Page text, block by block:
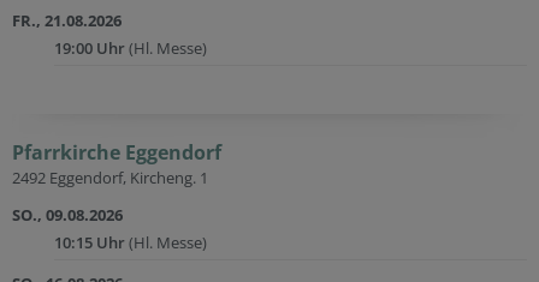
FR., 21.08.2026
19:00 Uhr(Hl. Messe)
Pfarrkirche Eggendorf
2492 Eggendorf, Kircheng. 1
SO., 09.08.2026
10:15 Uhr(Hl. Messe)